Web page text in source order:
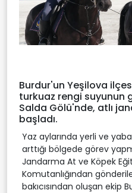
Burdur'un Yeşilova
turkuaz rengi suyunun
Salda Gölü'nde, atlı
başladı.
Yaz aylarında yerli ve
arttığı bölgede görev
Jandarma At ve Köpek
Komutanlığından
bakıcısından oluşan ekip